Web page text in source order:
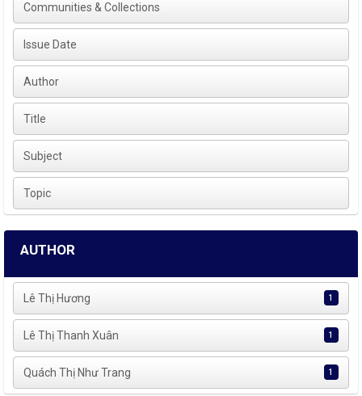
Communities & Collections
Issue Date
Author
Title
Subject
Topic
AUTHOR
Lê Thị Hương 1
Lê Thị Thanh Xuân 1
Quách Thị Như Trang 1